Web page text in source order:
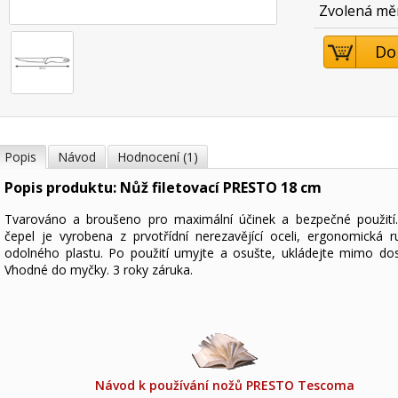
Zvolená
Popis Návod Hodnocení (1)
Popis produktu: Nůž filetovací PRESTO 18 cm
Tvarováno a broušeno pro maximální účinek a bezpečné
čepel je vyrobena z prvotřídní nerezavějící oceli, ergonomická
odolného plastu. Po použití umyjte a osušte, ukládejte mimo
Vhodné do myčky. 3 roky záruka.
Návod k používání nožů PRESTO Tescoma